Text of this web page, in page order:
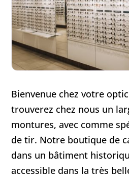
Bienvenue chez votre
trouverez chez nous un
montures, avec comme
de tir. Notre boutique de
dans un bâtiment
accessible dans la très